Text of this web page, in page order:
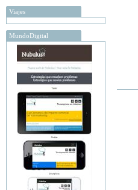
Viajes
MundoDigital